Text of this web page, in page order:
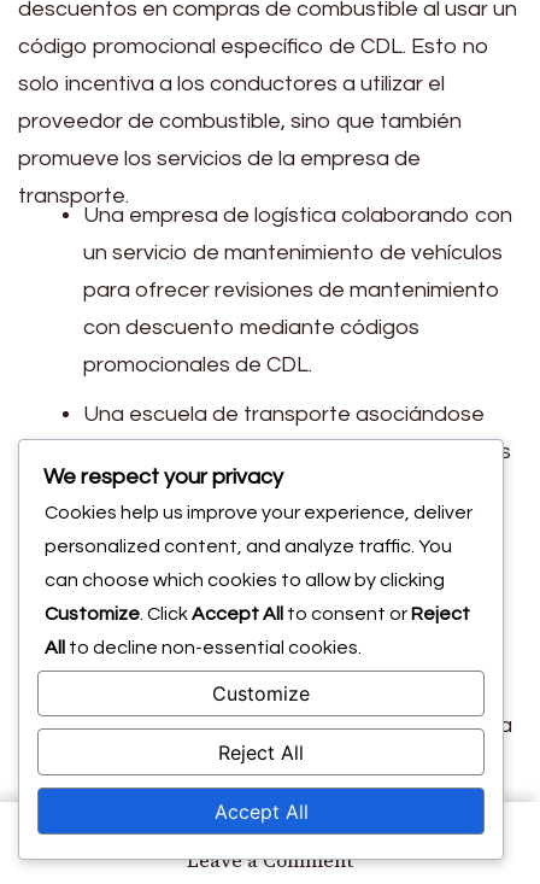
Leave a Commenton
descuentos en compras de combustible al usar un
código promocional específico de CDL. Esto no
solo incentiva a los conductores a utilizar el
proveedor de combustible, sino que también
promueve los servicios de la empresa de
transporte.
Una empresa de logística colaborando con
un servicio de mantenimiento de vehículos
para ofrecer revisiones de mantenimiento
con descuento mediante códigos
promocionales de CDL.
Una escuela de transporte asociándose
con una compañía de seguros de vehículos
para proporcionar tarifas de seguro
reducidas para estudiantes que se
inscriban utilizando un código promocional
específico.
Minoristas en línea colaborando con
servicios de entrega para ofrecer envío
gratuito en pedidos superiores a una cierta
cantidad al usar un código promocional de
We respect your privacy
Cookies help us improve your experience, deliver
personalized content, and analyze traffic. You
can choose which cookies to allow by clicking
Customize . ClickAccept All to consent or Reject
All
to decline non-essential cookies.
Customize
Reject All
Accept All